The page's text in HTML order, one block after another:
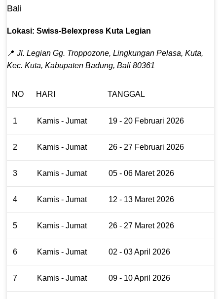
Bali
Lokasi: Swiss-Belexpress Kuta Legian
📍 Jl. Legian Gg. Troppozone, Lingkungan Pelasa, Kuta,
Kec. Kuta, Kabupaten Badung, Bali 80361
NO HARI TANGGAL
1 Kamis - Jumat 19 - 20 Februari 2026
2 Kamis - Jumat 26 - 27 Februari 2026
3 Kamis - Jumat 05 - 06 Maret 2026
4 Kamis - Jumat 12 - 13 Maret 2026
5 Kamis - Jumat 26 - 27 Maret 2026
6 Kamis - Jumat 02 - 03 April 2026
7 Kamis - Jumat 09 - 10 April 2026